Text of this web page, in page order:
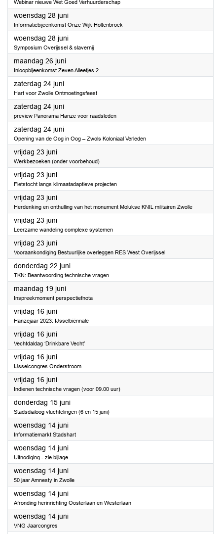
Webinar nieuwe Wet Goed Verhuurderschap
woensdag 28 juni2023
Informatiebijeenkomst Onze Wijk Holtenbroek
woensdag 28 juni2023
Symposium Overijssel & slavernij
maandag 26 juni2023
Inloopbijeenkomst Zeven Alleetjes 2
zaterdag 24 juni2023
Hart voor Zwolle Ontmoetingsfeest
zaterdag 24 juni2023
preview Panorama Hanze voor raadsleden
zaterdag 24 juni2023
Opening van de Oog in Oog – Zwols Koloniaal Verleden
vrijdag 23 juni2023
Werkbezoeken (onder voorbehoud)
vrijdag 23 juni2023
Fietstocht langs klimaatadaptieve projecten
vrijdag 23 juni2023
Herdenking en onthulling van het monument Molukse KNIL militairen Zwolle
vrijdag 23 juni2023
Leerzame wandeling complexe systemen
vrijdag 23 juni2023
Vooraankondiging Bestuurlijke overleggen RES West Overijssel
donderdag 22 juni2023
TKN: Beantwoording technische vragen
maandag 19 juni2023
Inspreekmoment perspectiefnota
vrijdag 16 juni2023
Hanzejaar 2023: IJsselbiënnale
vrijdag 16 juni2023
Vechtdaldag ‘Drinkbare Vecht’
vrijdag 16 juni2023
IJsselcongres Onderstroom
vrijdag 16 juni2023
Indienen technische vragen (voor 09.00 uur)
donderdag 15 juni2023
Stadsdialoog vluchtelingen (6 en 15 juni)
woensdag 14 juni2023
Informatiemarkt Stadshart
woensdag 14 juni2023
Uitnodiging - zie bijlage
woensdag 14 juni2023
50 jaar Amnesty in Zwolle
woensdag 14 juni2023
Afronding herinrichting Oosterlaan en Westerlaan
woensdag 14 juni2023
VNG Jaarcongres